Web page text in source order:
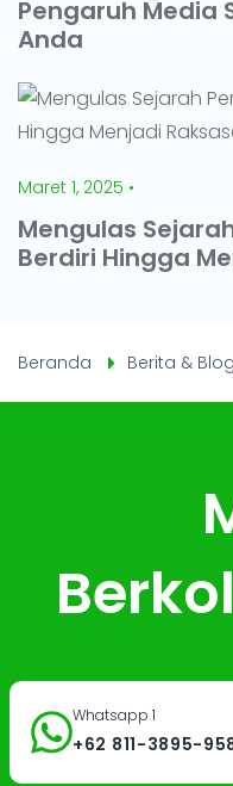
Pengaruh Media
Anda
Maret 1, 2025 •
Mengulas
Berdiri Hingga
Beranda Berita & Blog
Whatsapp 1
+62 811-3895-